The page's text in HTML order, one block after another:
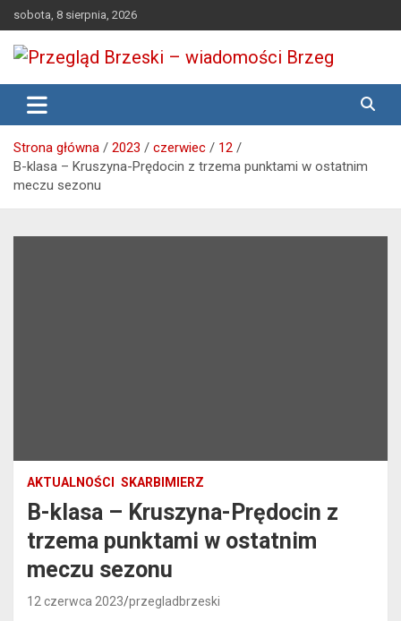
to
content
sobota, 8 sierpnia, 2026
Przegląd Brzeski – wiadomości
Brzeg
Brzeg24
Strona główna 2023 czerwiec
12
B-klasa – Kruszyna-Prędocin z trzema punktami w ostatnim
meczu sezonu
AKTUALNOŚCI SKARBIMIERZ
B-klasa – Kruszyna-Prędocin z
trzema punktami w ostatnim
meczu sezonu
12 czerwca 2023 przegladbrzeski